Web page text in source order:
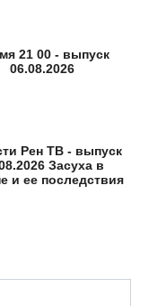
21 00 - выпуск
06.08.2026
Рен ТВ - выпуск
Засуха в
и ее последствия